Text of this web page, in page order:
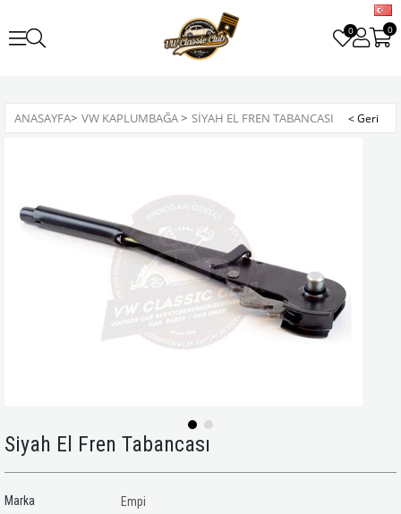
0 0
ANASAYFA> VW KAPLUMBAĞA> SIYAH EL FREN TABANCASI
Siyah El Fren Tabancası
Marka
Empi